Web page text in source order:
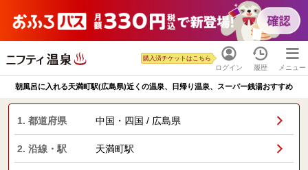
ログイン
購入済チケットはこちら
履歴 メニュー
朝風呂に入れる天満町駅(広島県)近くの温泉、日帰り温泉、スーパー銭湯おすすめ
1. 都道府県 中国・四国 / 広島県
2. 沿線・駅 天満町駅